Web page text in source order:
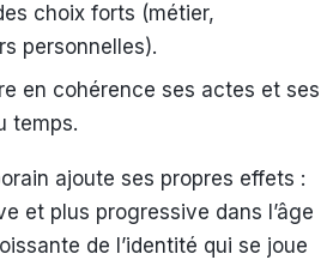
choix forts (métier,
personnelles).
en cohérence ses actes et ses
temps.
ajoute ses propres effets :
et plus progressive dans l’âge
de l’identité qui se joue